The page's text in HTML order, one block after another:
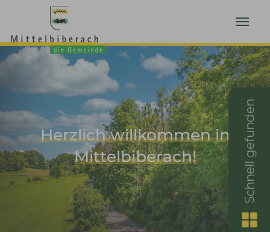
Zum Hauptinhalt springen
Herzlich willkommen in
Mittelbiberach!
Schnell gefunden